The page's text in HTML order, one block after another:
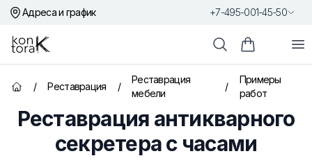
Адреса и график +7-495-001-45-50
Контора К
ПоискКорзина
Главная страница
/ Реставрация /
Реставрация
мебели
/
Примеры
работ
Реставрация антикварного
секретера с часами